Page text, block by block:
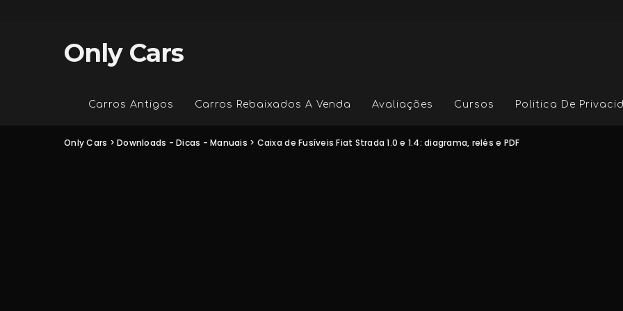
Only Cars
Carros Antigos Carros Rebaixados A Venda Avaliações Cursos Politica De
Only Cars >Downloads - Dicas - Manuais > Caixa de Fusíveis Fiat Strada 1.0 e 1.4: diagrama, relés e PDF